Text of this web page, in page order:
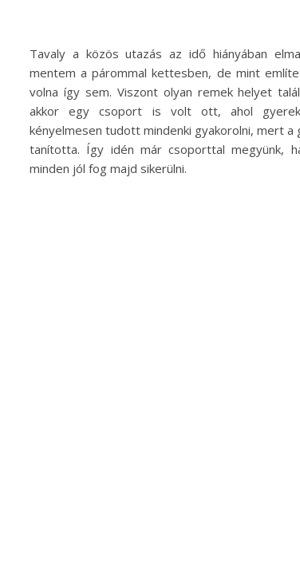
Tavaly a közös utazás az idő hiányában
mentem a párommal kettesben, de mint
volna így sem. Viszont olyan remek helyet
akkor egy csoport is volt ott, ahol
kényelmesen tudott mindenki gyakorolni, mert a
tanította. Így idén már csoporttal megyünk,
minden jól fog majd sikerülni.